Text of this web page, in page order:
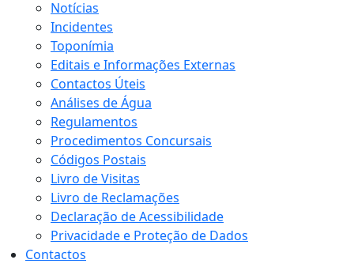
Notícias
Incidentes
Toponímia
Editais e Informações Externas
Contactos Úteis
Análises de Água
Regulamentos
Procedimentos Concursais
Códigos Postais
Livro de Visitas
Livro de Reclamações
Declaração de Acessibilidade
Privacidade e Proteção de Dados
Contactos